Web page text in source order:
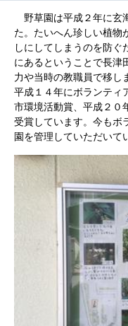
野草園は平成２年に玄
た。たいへん珍しい植物
しにしてしまうのを防ぐ
にあるということで長津
力や当時の教職員で移し
平成１４年にボランティ
市環境活動賞、平成２０
受賞しています。今もボ
園を管理していただいて